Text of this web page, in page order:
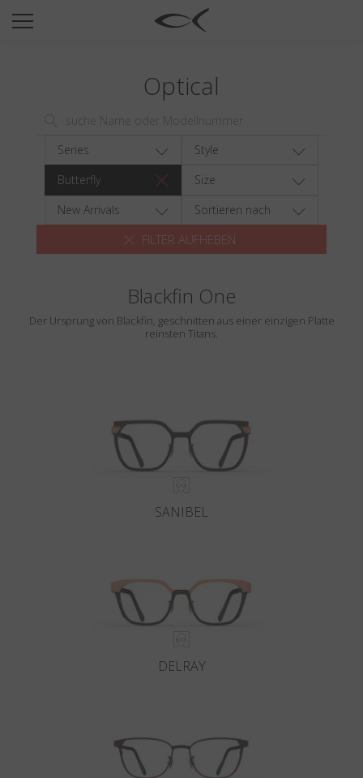
SUN
TITANIUM
NEWSROOM
Search
Optical
Series
Style
Butterfly
Size
New Arrivals
Sortieren nach
FILTER AUFHEBEN
Blackfin One
Der Ursprung von Blackfin, geschnitten aus einer einzigen Platte
reinsten Titans.
SANIBEL
DELRAY